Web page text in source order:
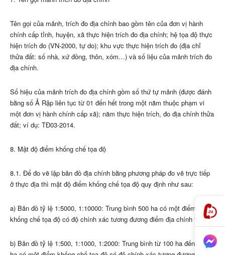
Tên gọi của mảnh, trích đo địa chính bao gồm tên của đơn vị hành
chính cấp tỉnh, huyện, xã thực hiện trích đo địa chính; hệ tọa độ thực
hiện trích đo (VN-2000, tự do); khu vực thực hiện trích đo (địa chỉ
thửa đất: số nhà, xứ đồng, thôn, xóm…) và số liệu của mảnh trích đo
địa chính.
Số hiệu của mảnh trích đo địa chính gồm số thứ tự mảnh (được đánh
bằng số Ả Rập liên tục từ 01 đến hết trong một năm thuộc phạm vi
một đơn vị hành chính cấp xã); năm thực hiện trích, đo địa chính thửa
đất; ví dụ: TĐ03-2014.
8. Mật độ điểm khống chế tọa độ
8.1. Để đo vẽ lập bản đồ địa chính bằng phương pháp đo vẽ trực tiếp
ở thực địa thì mật độ điểm khống chế tọa độ quy định như sau:
a) Bản đồ tỷ lệ 1:5000, 1:10000: Trung bình 500 ha có một điểm
khống chế tọa độ có độ chính xác tương đương điểm địa chính trở lên;
b) Bản đồ tỷ lệ 1:500, 1:1000, 1:2000: Trung bình từ 100 ha đến 150